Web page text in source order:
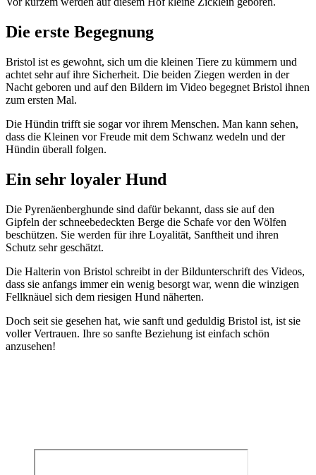
Die erste Begegnung
Bristol ist es gewohnt, sich um die kleinen Tiere zu kümmern und
achtet sehr auf ihre Sicherheit. Die beiden Ziegen werden in der
Nacht geboren und auf den Bildern im Video begegnet Bristol ihnen
zum ersten Mal.
Die Hündin trifft sie sogar vor ihrem Menschen. Man kann sehen,
dass die Kleinen vor Freude mit dem Schwanz wedeln und der
Hündin überall folgen.
Ein sehr loyaler Hund
Die Pyrenäenberghunde sind dafür bekannt, dass sie auf den
Gipfeln der schneebedeckten Berge die Schafe vor den Wölfen
beschützen. Sie werden für ihre Loyalität, Sanftheit und ihren
Schutz sehr geschätzt.
Die Halterin von Bristol schreibt in der Bildunterschrift des Videos,
dass sie anfangs immer ein wenig besorgt war, wenn die winzigen
Fellknäuel sich dem riesigen Hund näherten.
Doch seit sie gesehen hat, wie sanft und geduldig Bristol ist, ist sie
voller Vertrauen. Ihre so sanfte Beziehung ist einfach schön
anzusehen!